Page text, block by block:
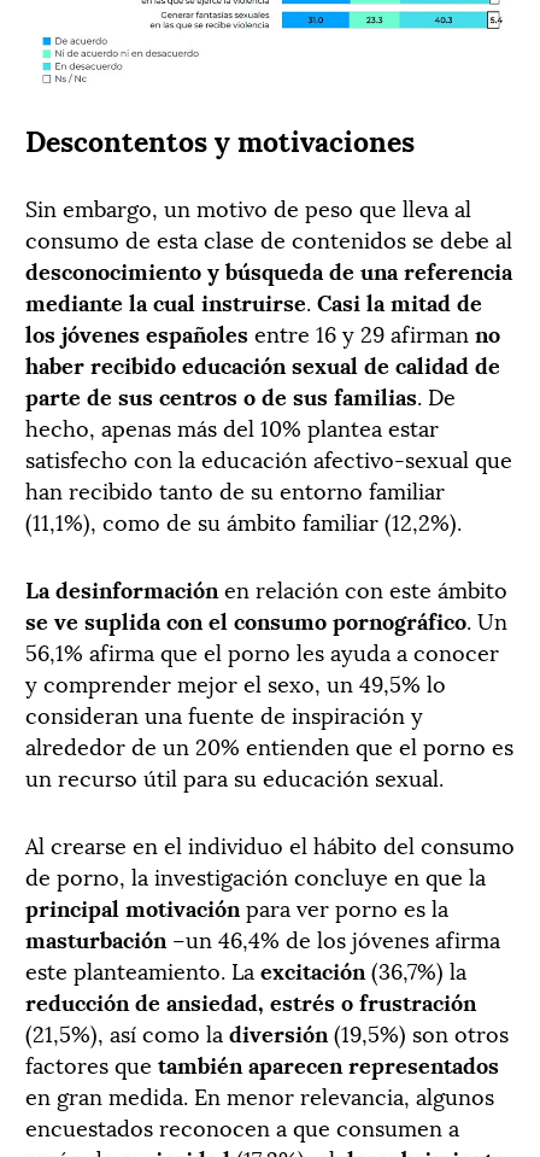
Descontentos y motivaciones
Sin embargo, un motivo de peso que lleva al
consumo de esta clase de contenidos se debe al
desconocimiento y búsqueda de una referencia
mediante la cual instruirse.Casi la mitad de
los jóvenes españolesentre 16 y 29 afirman no
haber recibido educación sexual de calidad de
parte de sus centros o de sus familias. De
hecho, apenas más del 10% plantea estar
satisfecho con la educación afectivo-sexual que
han recibido tanto de su entorno familiar
(11,1%), como de su ámbito familiar (12,2%).
La desinformación en relación con este ámbito
se ve suplida con el consumo pornográfico. Un
56,1% afirma que el porno les ayuda a conocer
y comprender mejor el sexo, un 49,5% lo
consideran una fuente de inspiración y
alrededor de un 20% entienden que el porno es
un recurso útil para su educación sexual.
Al crearse en el individuo el hábito del consumo
de porno, la investigación concluye en que la
principal motivación para ver porno es la
masturbación –un 46,4% de los jóvenes afirma
este planteamiento. La excitación (36,7%) la
reducción de ansiedad, estrés o frustración
(21,5%), así como la diversión (19,5%) son otros
factores que también aparecen representados
en gran medida. En menor relevancia, algunos
encuestados reconocen a que consumen a